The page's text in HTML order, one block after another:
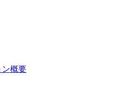
ン概要